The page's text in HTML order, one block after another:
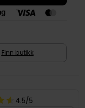
Finn butikk
4.5/5